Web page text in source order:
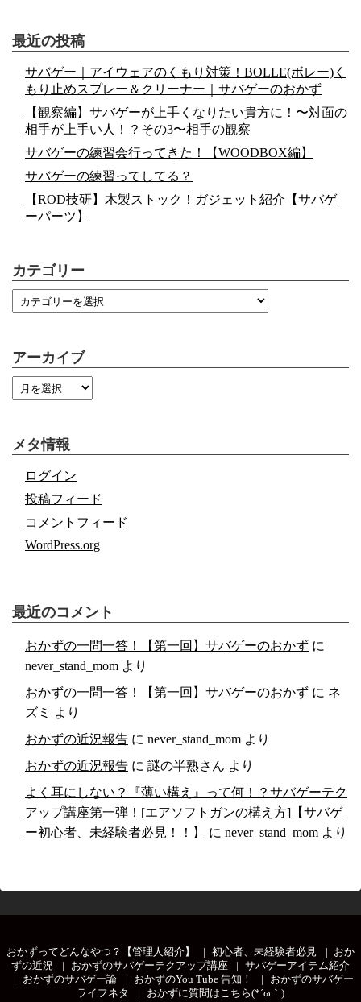
最近の投稿
サバゲー｜アイウェアのくもり対策！BOLLE(ボレー)く
もり止めスプレー＆クリーナー｜サバゲーのおかず
【観察編】サバゲーが上手くなりたい貴方に！〜対面の
相手が上手い人！？その3〜相手の観察
サバゲーの練習会行ってきた！【WOODBOX編】
サバゲーの練習ってしてる？
【ROD技研】木製ストック！ガジェット紹介【サバゲ
ーパーツ】
カテゴリー
アーカイブ
メタ情報
ログイン
投稿フィード
コメントフィード
WordPress.org
最近のコメント
おかずの一問一答！【第一回】サバゲーのおかず に
never_stand_mom より
おかずの一問一答！【第一回】サバゲーのおかず に ネ
ズミ
より
おかずの近況報告 に never_stand_mom より
おかずの近況報告 に 謎の半熟さん より
よく耳にしない？『薄い構え』って何！？サバゲーテク
アップ講座第一弾！[エアソフトガンの構え方]【サバゲ
ー初心者、未経験者必見！！】
に never_stand_mom より
おかずってどんなやつ？【管理人紹介】 初心者、未経験者必見
おか
ずの近況
おかずのサバゲーテクアップ講座
サバゲーアイテム紹介
おかずのサバゲー論
おかずのYou Tube 告知！
おかずのサバゲー
ライフネタ
おかずに質問はこちら(*´ω｀)